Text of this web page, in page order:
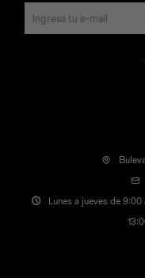
Lunes a jueves de